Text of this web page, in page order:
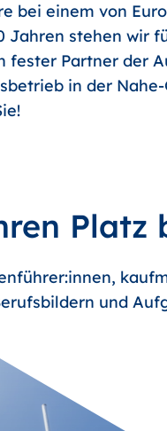
bei einem von
Jahren stehen wir
fester Partner der
in der
Platz
und